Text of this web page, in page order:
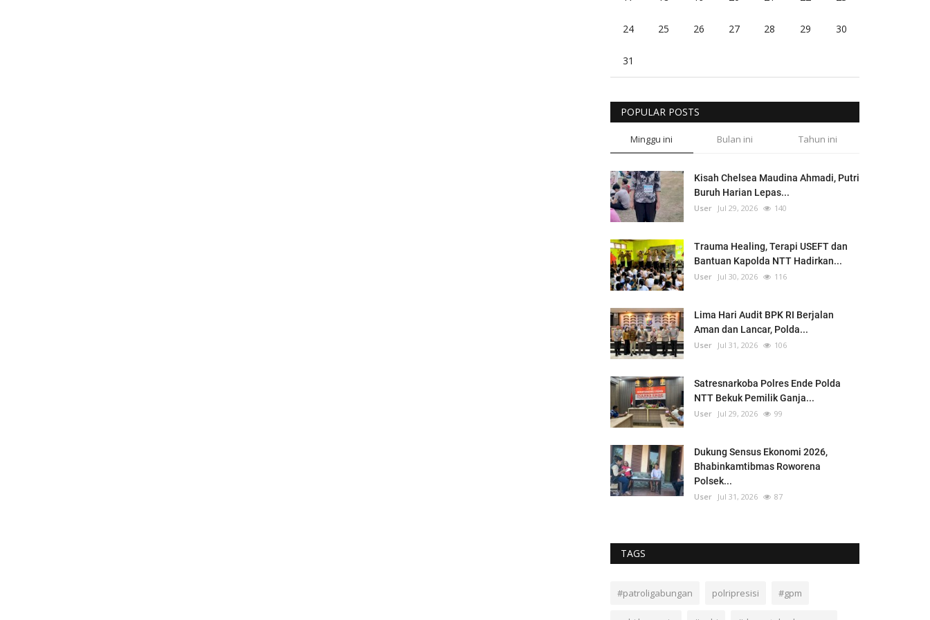
24 25 26 27 28 29 30
31
POPULAR POSTS
Minggu ini Bulan ini Tahun ini
Kisah Chelsea Maudina Ahmadi, Putri
Buruh Harian Lepas...
User Jul 29, 2026 140
Trauma Healing, Terapi USEFT dan
Bantuan Kapolda NTT Hadirkan...
User Jul 30, 2026 116
Lima Hari Audit BPK RI Berjalan
Aman dan Lancar, Polda...
User Jul 31, 2026 106
Satresnarkoba Polres Ende Polda
NTT Bekuk Pemilik Ganja...
User Jul 29, 2026 99
Dukung Sensus Ekonomi 2026,
Bhabinkamtibmas Roworena
Polsek...
User Jul 31, 2026 87
TAGS
#patroligabungan polripresisi #gpm